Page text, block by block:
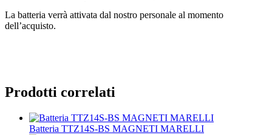
La batteria verrà attivata dal nostro personale al momento
dell’acquisto.
Prodotti correlati
Batteria TTZ14S-BS MAGNETI MARELLI